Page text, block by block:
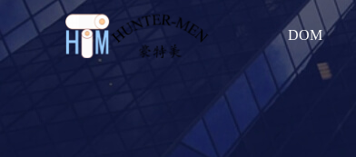
DOM